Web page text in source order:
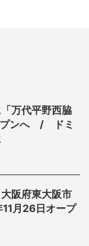
万代平野西脇
プンへ / ドミ
大阪府東大阪市
月26日オープ